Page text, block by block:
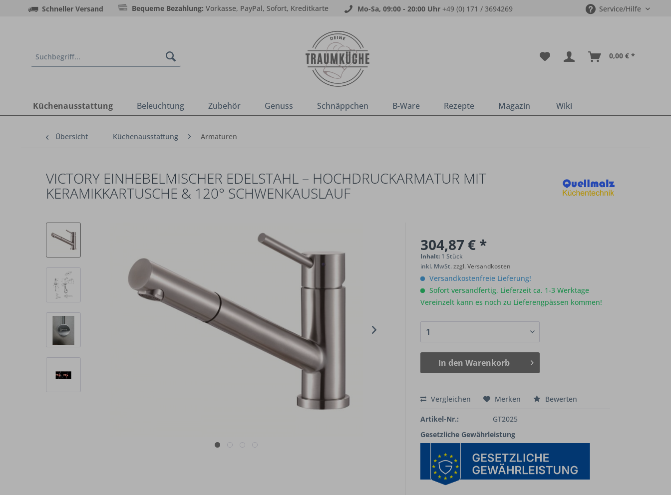
Schneller Versand Bequeme Bezahlung: Vorkasse, PayPal, Sofort, Kreditkarte Mo-Sa, 09:00 - 20:00 Uhr +49 (0) 171 / 3694269 Service/Hilfe
0,00 € *
Küchenausstattung Beleuchtung Zubehör Genuss Schnäppchen B-Ware Rezepte Magazin Wiki
Übersicht Küchenausstattung Armaturen
VICTORY EINHEBELMISCHER EDELSTAHL – HOCHDRUCKARMATUR MIT
KERAMIKKARTUSCHE & 120° SCHWENKAUSLAUF
304,87 € *
Inhalt: 1 Stück
inkl. MwSt.zzgl. Versandkosten
Versandkostenfreie Lieferung!
Sofort versandfertig, Lieferzeit ca. 1-3 Werktage
Vereinzelt kann es noch zu Lieferengpässen kommen!
In den Warenkorb
Vergleichen Merken Bewerten
Artikel-Nr.:
GT2025
Gesetzliche Gewährleistung